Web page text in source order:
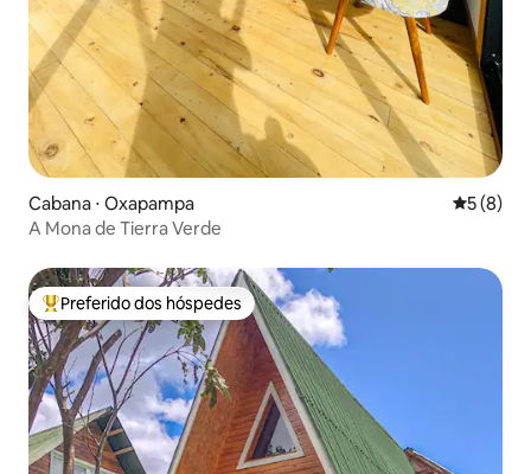
Cabana ⋅ Oxapampa 5 de
5 (8)
A Mona de Tierra Verde
Entre os melhores preferidos dos hóspedes
Preferido dos hóspedes